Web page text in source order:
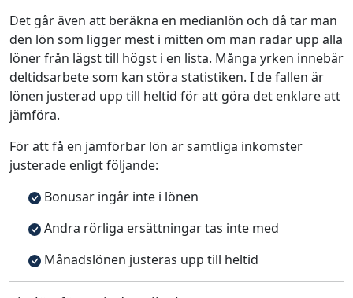
Det går även att beräkna en medianlön och då tar man
den lön som ligger mest i mitten om man radar upp alla
löner från lägst till högst i en lista. Många yrken innebär
deltidsarbete som kan störa statistiken. I de fallen är
lönen justerad upp till heltid för att göra det enklare att
jämföra.
För att få en jämförbar lön är samtliga inkomster
justerade enligt följande:
Bonusar ingår inte i lönen
Andra rörliga ersättningar tas inte med
Månadslönen justeras upp till heltid